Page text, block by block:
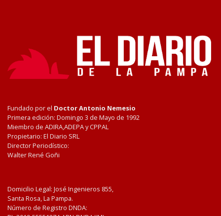
Fundado por el Doctor Antonio Nemesio
Primera edición: Domingo 3 de Mayo de 1992
Miembro de ADIRA,ADEPA y CPPAL
Propietario: El Diario SRL
Director Periodístico:
Walter René Goñi
Domicilio Legal: José Ingenieros 855,
Santa Rosa, La Pampa.
Número de Registro DNDA: